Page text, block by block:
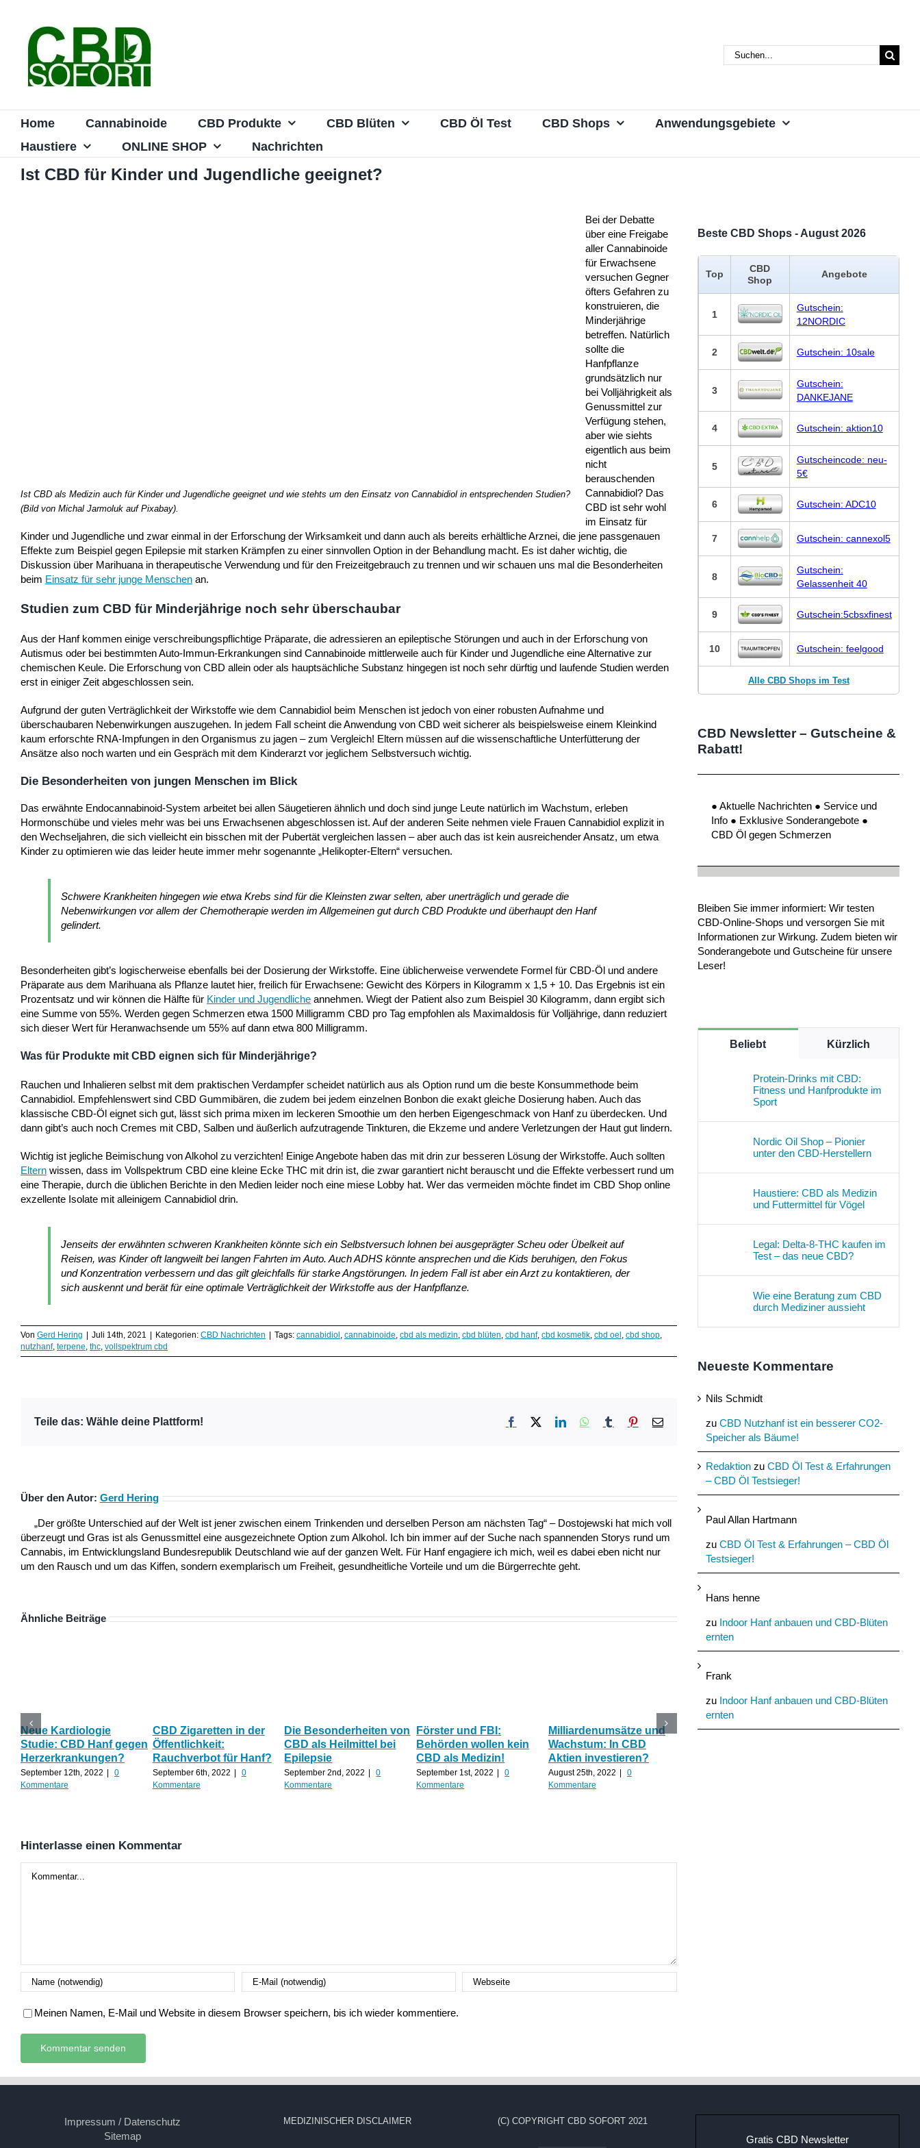
springen
Suche
nach:
Home Cannabinoide CBD Produkte CBD Blüten CBD Öl Test CBD Shops
Anwendungsgebiete
Haustiere
ONLINE SHOP Nachrichten
Ist CBD für Kinder und Jugendliche geeignet?
Ist CBD als Medizin auch für Kinder und Jugendliche geeignet und wie stehts um den Einsatz von Cannabidiol in entsprechenden Studien?
(Bild von Michal Jarmoluk auf Pixabay).
Bei der Debatte
über eine Freigabe
aller Cannabinoide
für Erwachsene
versuchen Gegner
öfters Gefahren zu
konstruieren, die
Minderjährige
betreffen. Natürlich
sollte die
Hanfpflanze
grundsätzlich nur
bei Volljährigkeit als
Genussmittel zur
Verfügung stehen,
aber wie siehts
eigentlich aus beim
nicht
berauschenden
Cannabidiol? Das
CBD ist sehr wohl
im Einsatz für
Kinder und Jugendliche und zwar einmal in der Erforschung der Wirksamkeit und dann auch als bereits erhältliche Arznei, die jene passgenauen
Effekte zum Beispiel gegen Epilepsie mit starken Krämpfen zu einer sinnvollen Option in der Behandlung macht. Es ist daher wichtig, die
Diskussion über Marihuana in therapeutische Verwendung und für den Freizeitgebrauch zu trennen und wir schauen uns mal die Besonderheiten
beim Einsatz für sehr junge Menschen an.
Studien zum CBD für Minderjährige noch sehr überschaubar
Aus der Hanf kommen einige verschreibungspflichtige Präparate, die adressieren an epileptische Störungen und auch in der Erforschung von
Autismus oder bei bestimmten Auto-Immun-Erkrankungen sind Cannabinoide mittlerweile auch für Kinder und Jugendliche eine Alternative zur
chemischen Keule. Die Erforschung von CBD allein oder als hauptsächliche Substanz hingegen ist noch sehr dürftig und laufende Studien werden
erst in einiger Zeit abgeschlossen sein.
Aufgrund der guten Verträglichkeit der Wirkstoffe wie dem Cannabidiol beim Menschen ist jedoch von einer robusten Aufnahme und
überschaubaren Nebenwirkungen auszugehen. In jedem Fall scheint die Anwendung von CBD weit sicherer als beispielsweise einem Kleinkind
kaum erforschte RNA-Impfungen in den Organismus zu jagen – zum Vergleich! Eltern müssen auf die wissenschaftliche Unterfütterung der
Ansätze also noch warten und ein Gespräch mit dem Kinderarzt vor jeglichem Selbstversuch wichtig.
Die Besonderheiten von jungen Menschen im Blick
Das erwähnte Endocannabinoid-System arbeitet bei allen Säugetieren ähnlich und doch sind junge Leute natürlich im Wachstum, erleben
Hormonschübe und vieles mehr was bei uns Erwachsenen abgeschlossen ist. Auf der anderen Seite nehmen viele Frauen Cannabidiol explizit in
den Wechseljahren, die sich vielleicht ein bisschen mit der Pubertät vergleichen lassen – aber auch das ist kein ausreichender Ansatz, um etwa
Kinder zu optimieren wie das leider heute immer mehr sogenannte „Helikopter-Eltern“ versuchen.
Schwere Krankheiten hingegen wie etwa Krebs sind für die Kleinsten zwar selten, aber unerträglich und gerade die
Nebenwirkungen vor allem der Chemotherapie werden im Allgemeinen gut durch CBD Produkte und überhaupt den Hanf
gelindert.
Besonderheiten gibt’s logischerweise ebenfalls bei der Dosierung der Wirkstoffe. Eine üblicherweise verwendete Formel für CBD-Öl und andere
Präparate aus dem Marihuana als Pflanze lautet hier, freilich für Erwachsene: Gewicht des Körpers in Kilogramm x 1,5 + 10. Das Ergebnis ist ein
Prozentsatz und wir können die Hälfte für Kinder und Jugendliche annehmen. Wiegt der Patient also zum Beispiel 30 Kilogramm, dann ergibt sich
eine Summe von 55%. Werden gegen Schmerzen etwa 1500 Milligramm CBD pro Tag empfohlen als Maximaldosis für Volljährige, dann reduziert
sich dieser Wert für Heranwachsende um 55% auf dann etwa 800 Milligramm.
Was für Produkte mit CBD eignen sich für Minderjährige?
Rauchen und Inhalieren selbst mit dem praktischen Verdampfer scheidet natürlich aus als Option rund um die beste Konsummethode beim
Cannabidiol. Empfehlenswert sind CBD Gummibären, die zudem bei jedem einzelnen Bonbon die exakt gleiche Dosierung haben. Auch das
klassische CBD-Öl eignet sich gut, lässt sich prima mixen im leckeren Smoothie um den herben Eigengeschmack von Hanf zu überdecken. Und
dann gibt’s auch noch Cremes mit CBD, Salben und äußerlich aufzutragende Tinkturen, die Ekzeme und andere Verletzungen der Haut gut lindern.
Wichtig ist jegliche Beimischung von Alkohol zu verzichten! Einige Angebote haben das mit drin zur besseren Lösung der Wirkstoffe. Auch sollten
Eltern wissen, dass im Vollspektrum CBD eine kleine Ecke THC mit drin ist, die zwar garantiert nicht berauscht und die Effekte verbessert rund um
eine Therapie, durch die üblichen Berichte in den Medien leider noch eine miese Lobby hat. Wer das vermeiden möchte findet im CBD Shop online
exzellente Isolate mit alleinigem Cannabidiol drin.
Jenseits der erwähnten schweren Krankheiten könnte sich ein Selbstversuch lohnen bei ausgeprägter Scheu oder Übelkeit auf
Reisen, was Kinder oft langweilt bei langen Fahrten im Auto. Auch ADHS könnte ansprechen und die Kids beruhigen, den Fokus
und Konzentration verbessern und das gilt gleichfalls für starke Angstörungen. In jedem Fall ist aber ein Arzt zu kontaktieren, der
sich auskennt und berät für eine optimale Verträglichkeit der Wirkstoffe aus der Hanfpflanze.
Von Gerd Hering Juli 14th, 2021 Kategorien: CBD Nachrichten Tags: cannabidiol , cannabinoide, cbd als medizin, cbd blüten, cbd hanf, cbd kosmetik, cbd oel , cbd shop,
nutzhanf, terpene, thc, vollspektrum cbd
Teile das: Wähle deine Plattform! Facebook
X LinkedInWhatsApp
TumblrPinterest
E-
Über den Autor: Gerd Hering
„Der größte Unterschied auf der Welt ist jener zwischen einem Trinkenden und derselben Person am nächsten Tag“ – Dostojewski hat mich voll
überzeugt und Gras ist als Genussmittel eine ausgezeichnete Option zum Alkohol. Ich bin immer auf der Suche nach spannenden Storys rund um
Cannabis, im Entwicklungsland Bundesrepublik Deutschland wie auf der ganzen Welt. Für Hanf engagiere ich mich, weil es dabei eben nicht nur
um den Rausch und um das Kiffen, sondern exemplarisch um Freiheit, gesundheitliche Vorteile und um die Bürgerrechte geht.
Ähnliche Beiträge
Neue Kardiologie
Studie: CBD Hanf gegen
Herzerkrankungen?
September 12th, 2022
0
Kommentare
CBD Zigaretten in der
Öffentlichkeit:
Rauchverbot für Hanf?
September 6th, 2022
0
Kommentare
Die Besonderheiten von
CBD als Heilmittel bei
Epilepsie
September 2nd, 2022
0
Kommentare
Förster und FBI:
Behörden wollen kein
CBD als Medizin!
September 1st, 2022
0
Kommentare
Milliardenumsätze und
Wachstum: In CBD
Aktien investieren?
August 25th, 2022
0
Kommentare
Katerstimmung: Wie
Das Ökohaus aus
Hinterlasse einen Kommentar
Meinen Namen, E-Mail und Website in diesem Browser speichern, bis ich wieder kommentiere.
Beste CBD Shops - August 2026
Top
CBD
Shop
Angebote
1
Gutschein:
12NORDIC
2 Gutschein: 10sale
3
Gutschein:
DANKEJANE
4 Gutschein: aktion10
5
Gutscheincode: neu-
5€
6 Gutschein: ADC10
7 Gutschein: cannexol5
8
Gutschein:
Gelassenheit 40
9 Gutschein:5cbsxfinest
10 Gutschein: feelgood
Alle CBD Shops im Test
CBD Newsletter – Gutscheine &
Rabatt!
● Aktuelle Nachrichten ● Service und
Info ● Exklusive Sonderangebote ●
CBD Öl gegen Schmerzen
Bleiben Sie immer informiert: Wir testen
CBD-Online-Shops und versorgen Sie mit
Informationen zur Wirkung. Zudem bieten wir
Sonderangebote und Gutscheine für unsere
Leser!
Beliebt Kürzlich
Protein-Drinks mit CBD:
Fitness und Hanfprodukte im
Sport
Nordic Oil Shop – Pionier
unter den CBD-Herstellern
Haustiere: CBD als Medizin
und Futtermittel für Vögel
Legal: Delta-8-THC kaufen im
Test – das neue CBD?
Wie eine Beratung zum CBD
durch Mediziner aussieht
Neueste Kommentare
Nils Schmidt
zu CBD Nutzhanf ist ein besserer CO2-
Speicher als Bäume!
Redaktion zu CBD Öl Test & Erfahrungen
– CBD Öl Testsieger!
Paul Allan Hartmann
zu CBD Öl Test & Erfahrungen – CBD Öl
Testsieger!
Hans henne
zu Indoor Hanf anbauen und CBD-Blüten
ernten
Frank
zu Indoor Hanf anbauen und CBD-Blüten
ernten
Impressum / Datenschutz
Sitemap
MEDIZINISCHER DISCLAIMER (C) COPYRIGHT CBD SOFORT 2021
Gratis CBD Newsletter